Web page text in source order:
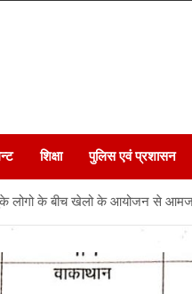
in
शिक्षा पुलिस एवं प्रशासन
लोगो के बीच खेलो के आयोजन से